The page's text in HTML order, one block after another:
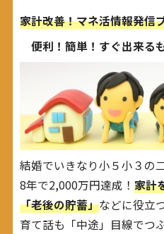
家計改善！マネ活情報発信
便利！簡単！すぐ出来る
結婚でいきなり小５小３の
8年で2,000万円達成！ 家計
「老後の貯蓄」などに役立
育て話も「中途」目線でつ